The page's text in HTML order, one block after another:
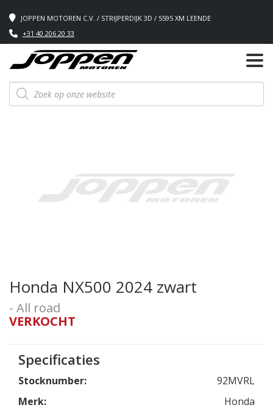
JOPPEN MOTOREN C.V. / STRIJPERDIJK 3D / 5595 XM LEENDE
+31 40 206 20 33
Producten
zoeken
Honda NX500 2024 zwart
- All road
VERKOCHT
Specificaties
Stocknumber:
92MVRL
Merk:
Honda